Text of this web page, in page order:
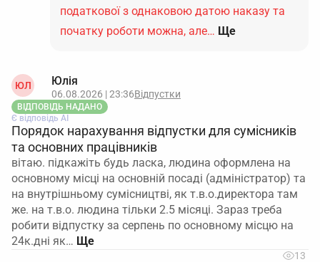
податкової з однаковою датою наказу та
початку роботи можна, але… Ще
ЮЛ Юлія
06.08.2026 | 23:36Відпустки
ВІДПОВІДЬ НАДАНО
Є відповідь АІ
Порядок нарахування відпустки для сумісників
та основних працівників
вітаю. підкажіть будь ласка, людина оформлена на
основному місці на основній посаді (адміністратор) та
на внутрішньому сумісництві, як т.в.о.директора там
же. на т.в.о. людина тільки 2.5 місяці. Зараз треба
робити відпустку за серпень по основному місцю на
24к.дні як…
13